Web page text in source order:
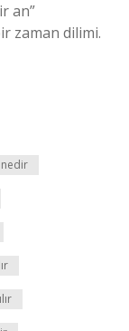
an”
zaman dilimi.
nedir